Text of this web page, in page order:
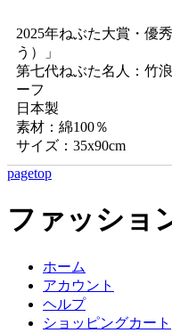
2025年ねぶた大賞・優
う）」
第七代ねぶた名人：竹
ーフ
日本製
素材：綿100％
サイズ：35x90cm
pagetop
ファッショ
ホーム
アカウント
ヘルプ
ショッピングカート